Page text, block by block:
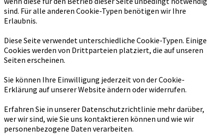
sind. Für alle anderen Cookie-Typen benötigen wir Ihre
Erlaubnis.
Diese Seite verwendet unterschiedliche Cookie-Typen. Einige
Cookies werden von Drittparteien platziert, die auf unseren
Seiten erscheinen.
Sie können Ihre Einwilligung jederzeit von der Cookie-
Erklärung auf unserer Website ändern oder widerrufen.
Erfahren Sie in unserer Datenschutzrichtlinie mehr darüber,
wer wir sind, wie Sie uns kontaktieren können und wie wir
personenbezogene Daten verarbeiten.